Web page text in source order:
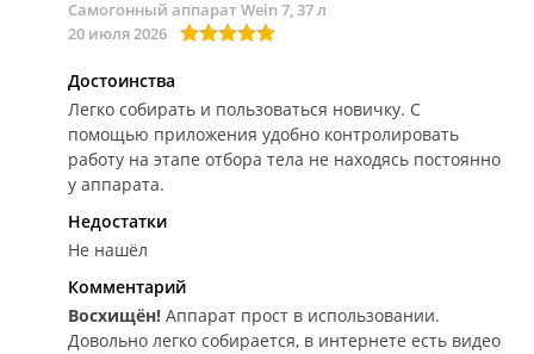
Самогонный аппарат Wein 7, 37 л
20 июля 2026
Достоинства
Легко собирать и пользоваться новичку. С
помощью приложения удобно контролировать
работу на этапе отбора тела не находясь постоянно
у аппарата.
Недостатки
Не нашёл
Комментарий
Восхищён! Аппарат прост в использовании.
Довольно легко собирается, в интернете есть видео